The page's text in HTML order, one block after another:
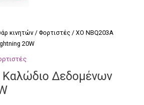
κινητών / Φορτιστές / XO NBQ203A
20W
Καλώδιο Δεδομένων